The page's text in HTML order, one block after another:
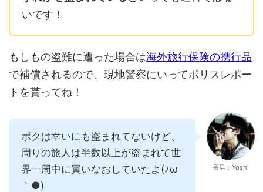
いです！
もしもの盗難に遭った場合は海外旅行保険の携行品
で補償されるので、現地警察にいってポリスレポー
トを貰ってね！
ボクは幸いにも盗まれてないけど、
周りの旅人は半数以上が盗まれて世
界一周中に買いなおしていたよ(ﾉω
｀●)
長男：Yoshi